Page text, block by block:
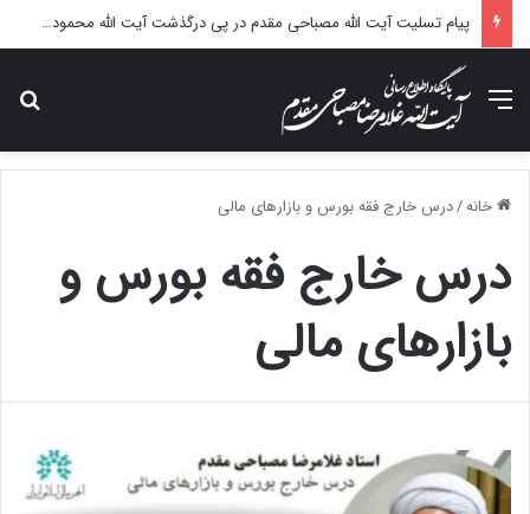
پیام تسلیت آیت الله مصباحی مقدم در پی درگذشت آیت الله محمودی گلپایگانی
منو
خانه/درس خارج فقه بورس و بازارهای مالی
درس خارج فقه بورس و
بازارهای مالی